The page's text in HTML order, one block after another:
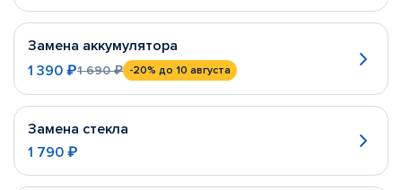
Замена аккумулятора
1 390 ₽1 690 ₽ -20% до 10 августа
Замена стекла
1 790 ₽